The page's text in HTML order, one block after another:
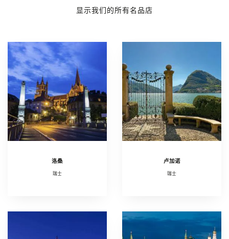
显示我们的所有名品店
洛桑
瑞士
卢加诺
瑞士